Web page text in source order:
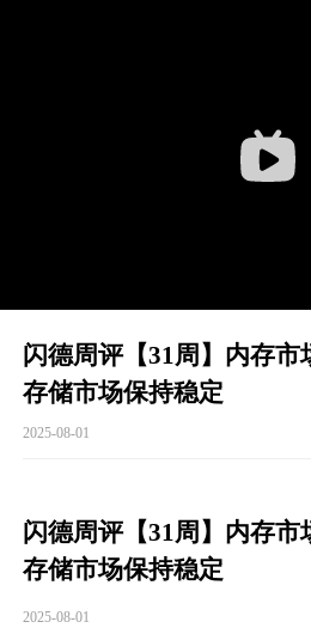
闪德周评【31周】内存市
存储市场保持稳定
2025-08-01
闪德周评【31周】内存市
存储市场保持稳定
2025-08-01